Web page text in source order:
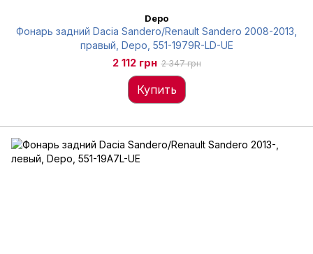
Depo
Фонарь задний Dacia Sandero/Renault Sandero 2008-2013,
правый, Depo, 551-1979R-LD-UE
2 112 грн 2 347 грн
Купить